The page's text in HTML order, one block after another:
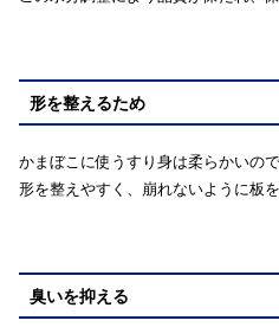
形を整えるため
かまぼこに使うすり身は柔らかいので
形を整えやすく、崩れないように板
臭いを抑える